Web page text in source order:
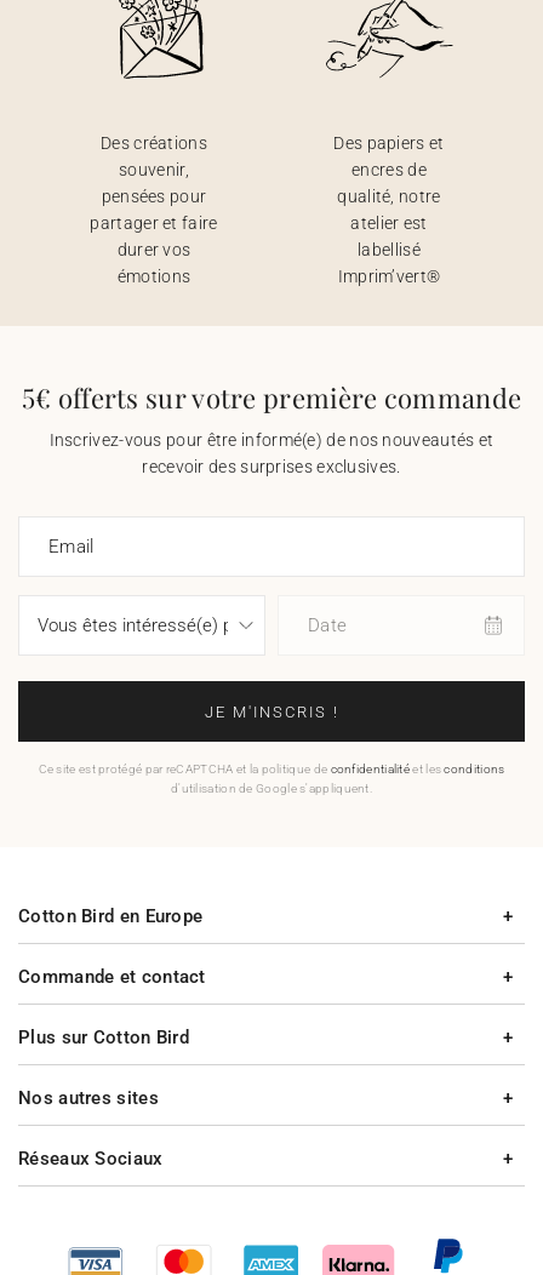
Des créations
souvenir,
pensées pour
partager et faire
durer vos
émotions
Des papiers et
encres de
qualité, notre
atelier est
labellisé
Imprim’vert®
5€ offerts sur votre première commande
Inscrivez-vous pour être informé(e) de nos nouveautés et
recevoir des surprises exclusives.
Email
Date
JE M'INSCRIS !
Ce site est protégé par reCAPTCHA et la politique de confidentialitéet lesconditions
d'utilisation de Google s'appliquent.
Commande et contact
Plus sur Cotton Bird
Cotton Bird en Europe
Nos autres sites
Réseaux Sociaux